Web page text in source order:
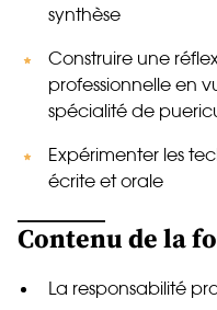
synthèse
Construire une
professionnelle en
spécialité de
Expérimenter les
écrite et orale
Contenu de la
La responsabilité